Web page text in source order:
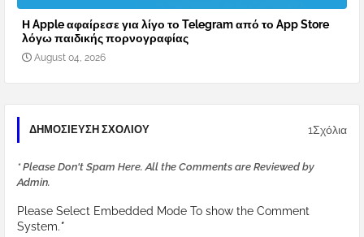
Η Apple αφαίρεσε για λίγο το Telegram από το App Store
λόγω παιδικής πορνογραφίας
August 04, 2026
ΔΗΜΟΣΊΕΥΣΗ ΣΧΟΛΊΟΥ 1Σχόλια
* Please Don't Spam Here. All the Comments are Reviewed by
Admin.
Please Select Embedded Mode To show the Comment
System.*